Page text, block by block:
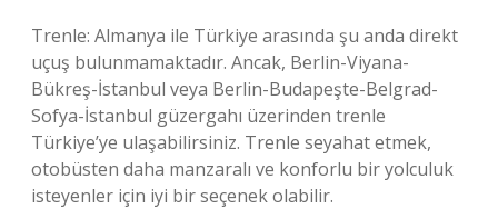
Trenle: Almanya ile Türkiye arasında şu anda direkt
uçuş bulunmamaktadır. Ancak, Berlin-Viyana-
Bükreş-İstanbul veya Berlin-Budapeşte-Belgrad-
Sofya-İstanbul güzergahı üzerinden trenle
Türkiye’ye ulaşabilirsiniz. Trenle seyahat etmek,
otobüsten daha manzaralı ve konforlu bir yolculuk
isteyenler için iyi bir seçenek olabilir.